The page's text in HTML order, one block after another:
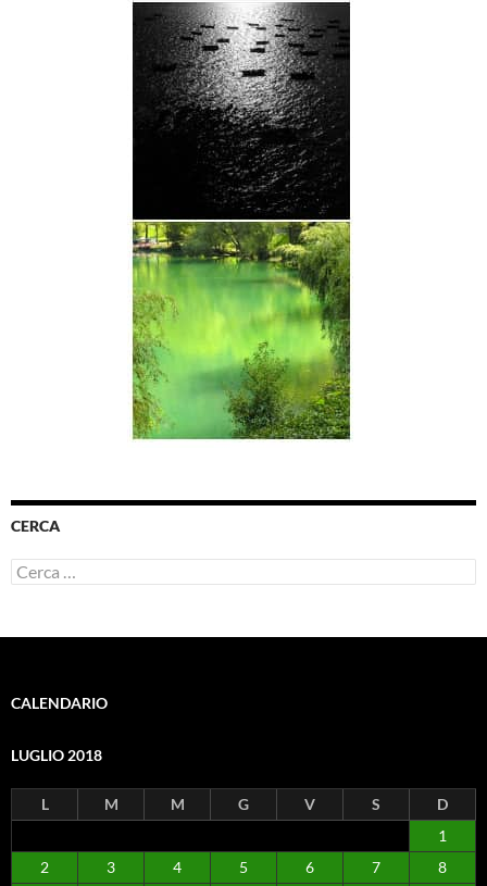
CERCA
Ricerca
per:
CALENDARIO
LUGLIO 2018
L M M G V S
D
1
2
3 4 5 6 7
8